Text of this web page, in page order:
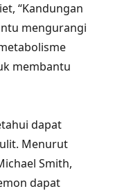
“Kandungan
mengurangi
membantu
dapat
Menurut
Smith,
dapat